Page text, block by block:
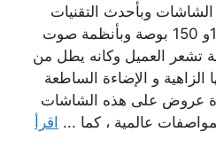
وبأحدث التقنيات
وبأحجام متنوعة تصل 140و 150 بوصة وبأنظمة صوت
تشعر العميل وكانه يطل من
الزاهية و الإضاءة الساطعة
عروض على هذه الشاشات
عالمية ، كما ... اقرأ